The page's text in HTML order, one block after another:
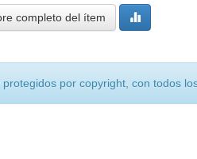
completo del ítem
por copyright, con todos